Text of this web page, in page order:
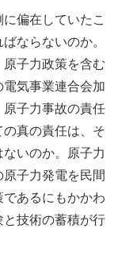
偏在していたこ
ならないのか。
子力政策を含む
気事業連合会加
子力事故の責任
真の責任は、そ
いのか。原子力
子力発電を民間
あるにもかかわ
と技術の蓄積が行